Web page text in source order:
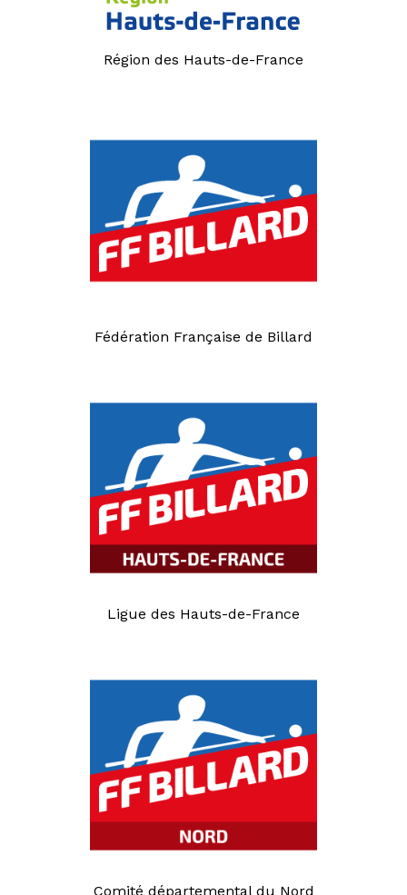
Région des Hauts-de-France
Fédération Française de Billard
Ligue des Hauts-de-France
Comité départemental du Nord